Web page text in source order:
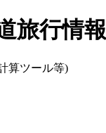
旅行情報
算ツール等)